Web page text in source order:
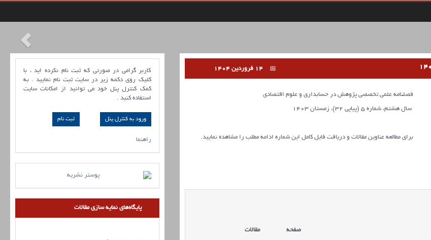
فصلنامه علمی تخصصی پژوهش در حسابداری و علوم اقتصادی
سال هشتم، شماره 5 (پیاپی 32)، زمستان 1403
برای مطالعه عناوین مقالات و دریافت فایل کامل این شماره ادامه مطلب را مشاهده نمایید.
صفحه مقالات
کاربر گرامی در صورتی که ثبت نام نکرده اید ، با
کلیک روی دکمه زیر در سایت ثبت نام نمایید . به
کمک کنترل پنل خود می توانید از امکانات سایت
استفاده کنید .
ورود به کنترل پنل
راهنما
پایگاه‌های نمایه سازی مقالات